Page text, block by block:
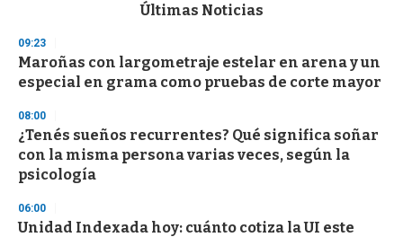
d
s
o
f
3
s
e
c
o
d
s
Últimas Noticias
09:23
Maroñas con largometraje estelar en arena y un
especial en grama como pruebas de corte mayor
08:00
¿Tenés sueños recurrentes? Qué significa soñar
con la misma persona varias veces, según la
psicología
06:00
Unidad Indexada hoy: cuánto cotiza la UI este